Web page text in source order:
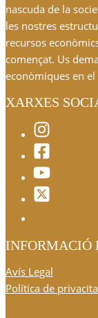
nascuda de la
les nostres
recursos
començat. Us
econòmiques en
XARXES
INFORMACIÓ
Avís Legal
Política de